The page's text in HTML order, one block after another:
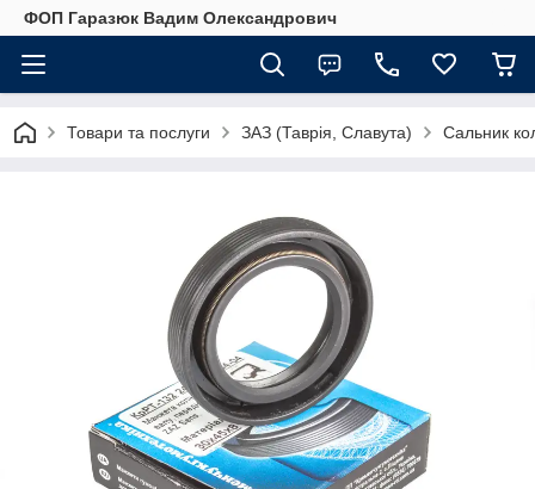
ФОП Гаразюк Вадим Олександрович
Товари та послуги ЗАЗ (Таврія, Славута) Сальник